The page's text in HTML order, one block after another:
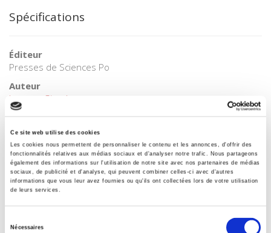
Ce site web utilise des cookies
Les cookies nous permettent de personnaliser le contenu et les annonces, d'offrir des
fonctionnalités relatives aux médias sociaux et d'analyser notre trafic. Nous partageons
également des informations sur l'utilisation de notre site avec nos partenaires de médias
sociaux, de publicité et d'analyse, qui peuvent combiner celles-ci avec d'autres
informations que vous leur avez fournies ou qu'ils ont collectées lors de votre utilisation
de leurs services.
Nécessaires
Spécifications
Éditeur
Presses de Sciences Po
Auteur
Jacques Girault
Collection
Académique
Langue
français
Catégorie (éditeur)
Internet Hierarchy
Internet Hierarchy